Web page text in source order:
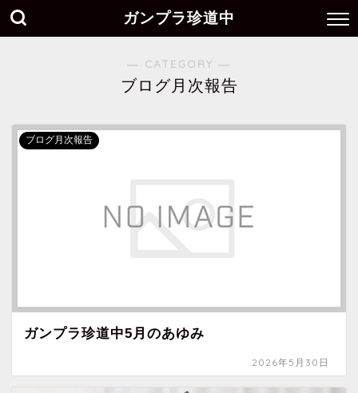
ガンプラ珍道中
― CATEGORY ―
ブログ月次報告
ブログ月次報告
ガンプラ珍道中5月のあゆみ
2026年5月30日